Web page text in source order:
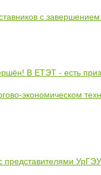
с
В ЕТЭТ - есть
экономическом
представителями УрГЭУ